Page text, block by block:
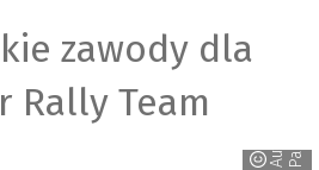
zawody dla
Rally Team
A
u
t
o
P
a
r
t
n
er